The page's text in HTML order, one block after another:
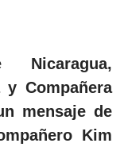
Nicaragua,
y Compañera
mensaje de
Kim